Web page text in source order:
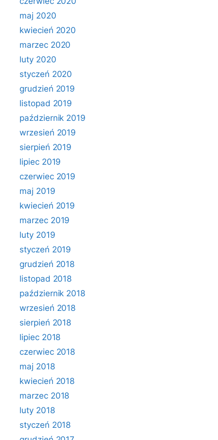
maj 2020
kwiecień 2020
marzec 2020
luty 2020
styczeń 2020
grudzień 2019
listopad 2019
październik 2019
wrzesień 2019
sierpień 2019
lipiec 2019
czerwiec 2019
maj 2019
kwiecień 2019
marzec 2019
luty 2019
styczeń 2019
grudzień 2018
listopad 2018
październik 2018
wrzesień 2018
sierpień 2018
lipiec 2018
czerwiec 2018
maj 2018
kwiecień 2018
marzec 2018
luty 2018
styczeń 2018